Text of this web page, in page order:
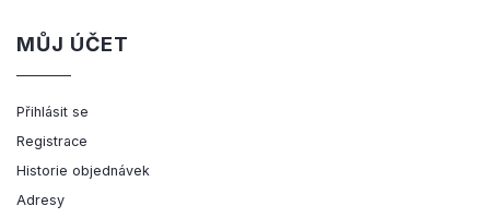
MŮJ ÚČET
Přihlásit se
Registrace
Historie objednávek
Adresy